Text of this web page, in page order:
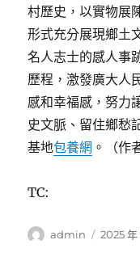
村歷史，以實物展
形式充分展現鄉土
名人志士的感人事
歷程，激發廣大人
感和幸福感，努力
史文脈、留住鄉愁
基地包養網 。（作
TC:
作
admin
發
2025 年